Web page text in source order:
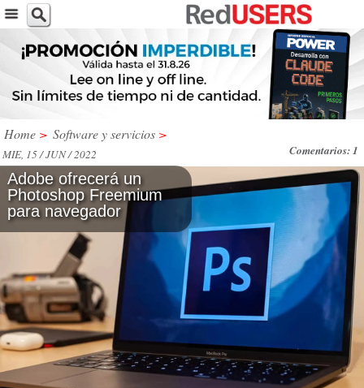
Home > Software y servicios >
Comentarios: 1
MIE, 15 / JUN / 2022
Adobe ofrecerá un
Photoshop Freemium
para navegador